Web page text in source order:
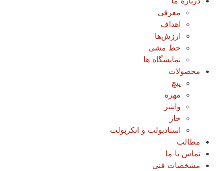
معرفی
اهداف
ارزش‌ها
خط مشی
نمایشگاه ها
محصولات
پیچ
مهره
واشر
خار
استادبولت و انکربولت
مطالب
تماس با ما
مشخصات فنی